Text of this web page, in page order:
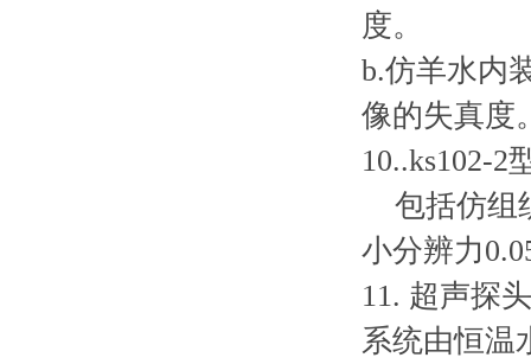
度。
b.仿羊水内
像的失真度
10..ks102-2
包括仿组
小分辨力
11. 超声探
系统由恒温